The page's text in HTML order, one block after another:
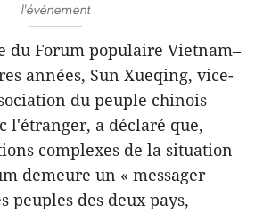
l'événement
du Forum populaire Vietnam–
années, Sun Xueqing, vice-
du peuple chinois
l'étranger, a déclaré que,
complexes de la situation
demeure un « messager
peuples des deux pays,